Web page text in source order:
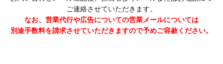
ご連絡させていただきます。
なお、営業代行や広告についての営業メールについては
別途手数料を請求させていただきますので予めご容赦ください。